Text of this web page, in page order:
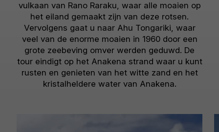
vulkaan van Rano Raraku, waar alle moaien op
het eiland gemaakt zijn van deze rotsen.
Vervolgens gaat u naar Ahu Tongariki, waar
veel van de enorme moaien in 1960 door een
grote zeebeving omver werden geduwd. De
tour eindigt op het Anakena strand waar u kunt
rusten en genieten van het witte zand en het
kristalheldere water van Anakena.